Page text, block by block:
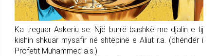
Ka treguar Askeriu se: Një burrë bashkë me djalin e tij
kishin shkuar mysafir në shtëpinë e Aliut r.a. (dhëndër i
Profetit Muhammed a.s.)